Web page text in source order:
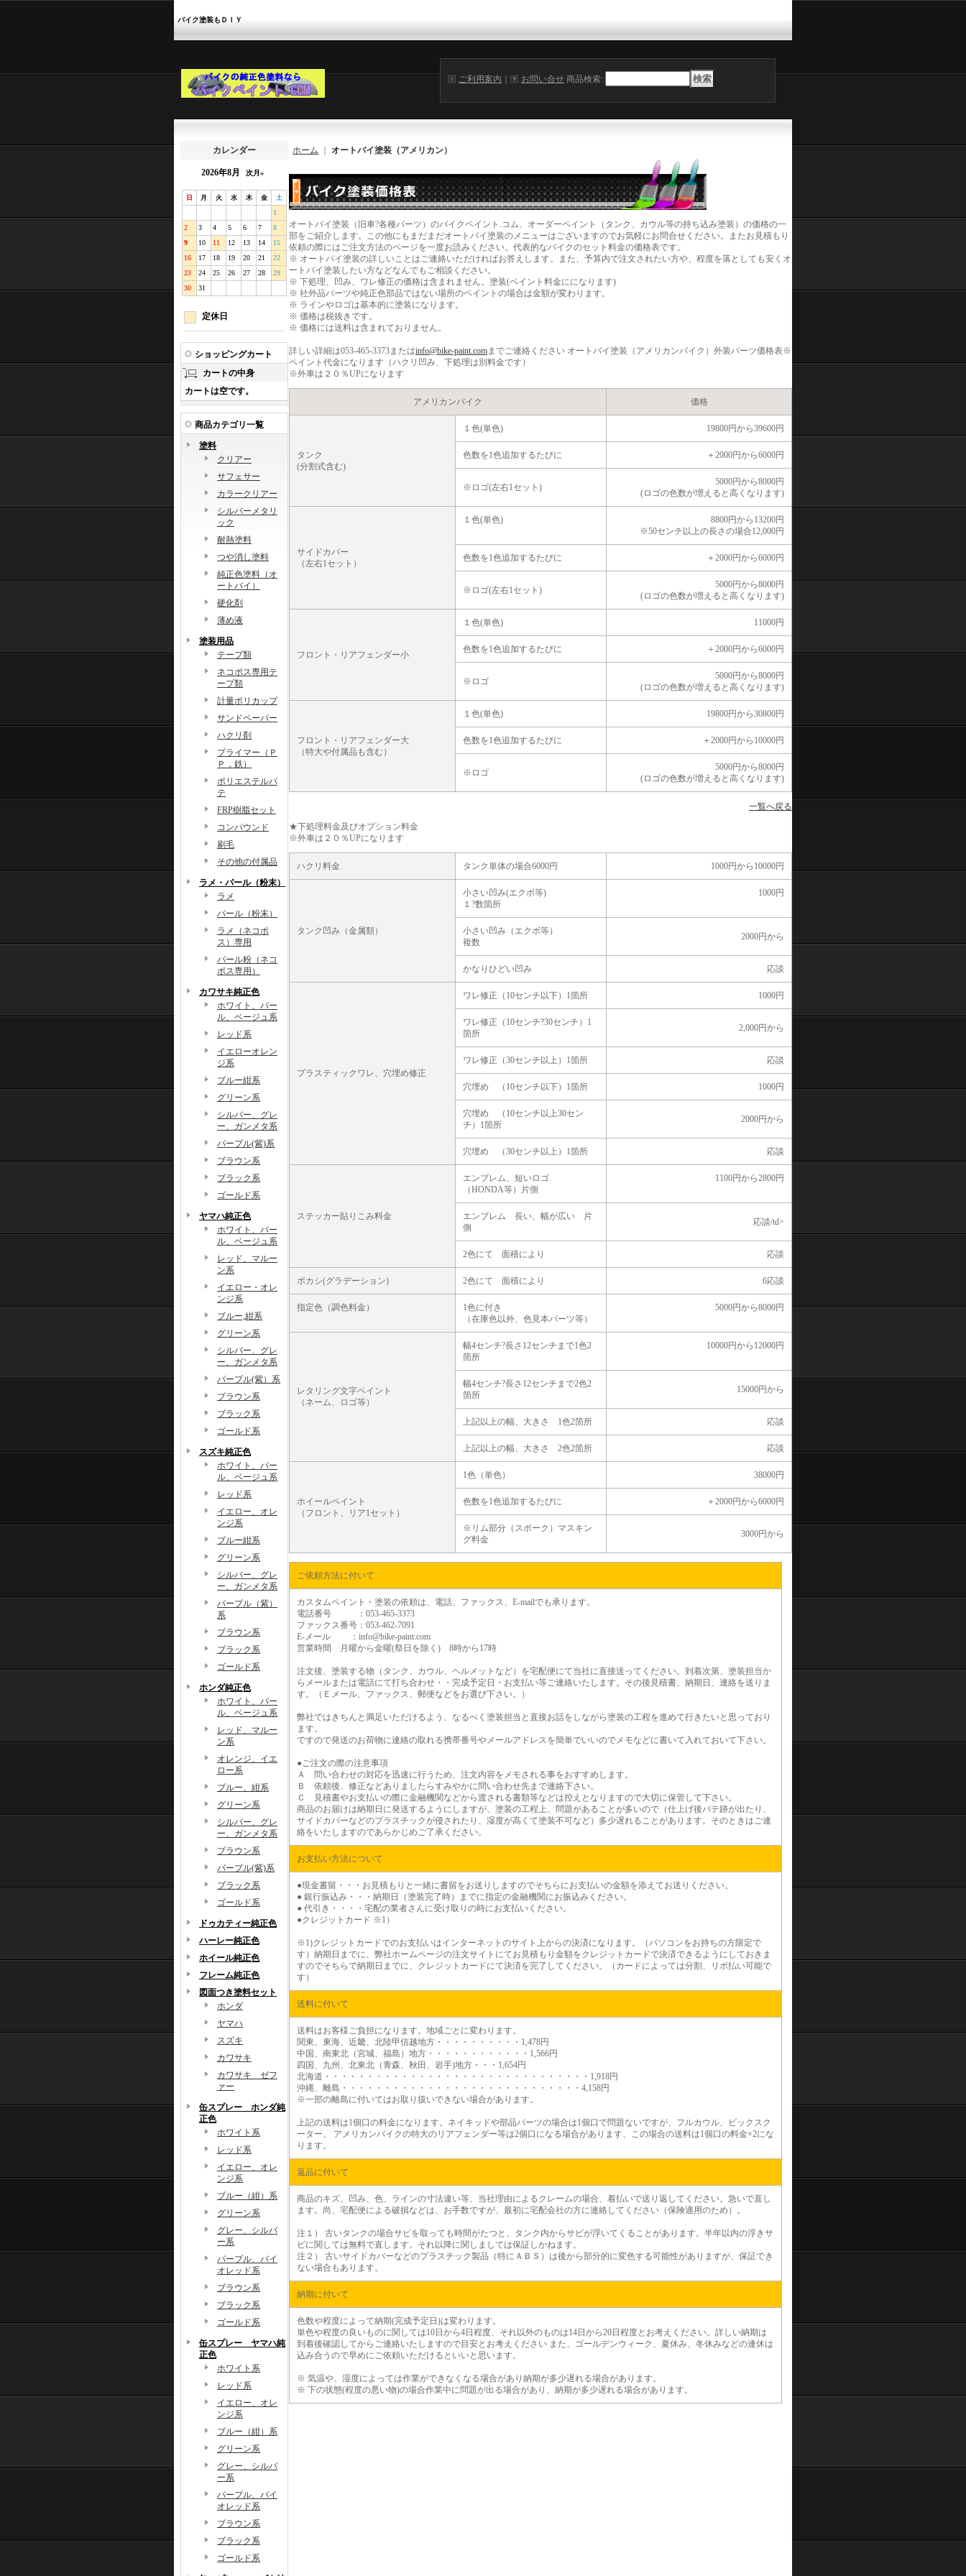
バイク塗装もＤＩＹ
ご利用案内 お問い合せ 商品検索:
カレンダー
2026年8月 次月»
日 月 火 水 木 金 土
1
2
3 4 5 6 7
8
9
10 11 12 13 14
15
16
17 18 19 20 21
22
23
24 25 26 27 28
29
30
31
定休日
ショッピングカート
カートの中身
カートは空です。
商品カテゴリ一覧
塗料
クリアー
サフェサー
カラークリアー
シルバーメタリ
ック
耐熱塗料
つや消し塗料
純正色塗料（オ
ートバイ）
硬化剤
薄め液
塗装用品
テープ類
ネコポス専用テ
ープ類
計量ポリカップ
サンドペーパー
ハクリ剤
プライマー（Ｐ
Ｐ，鉄）
ポリエステルパ
テ
FRP樹脂セット
コンパウンド
刷毛
その他の付属品
ラメ・パール（粉末）
ラメ
パール（粉末）
ラメ（ネコポ
ス）専用
パール粉（ネコ
ポス専用）
カワサキ純正色
ホワイト、パー
ル、ベージュ系
レッド系
イエローオレン
ジ系
ブルー紺系
グリーン系
シルバー、グレ
ー、ガンメタ系
パープル(紫)系
ブラウン系
ブラック系
ゴールド系
ヤマハ純正色
ホワイト、パー
ル、ベージュ系
レッド、マルー
ン系
イエロー・オレ
ンジ系
ブルー,紺系
グリーン系
シルバー、グレ
ー、ガンメタ系
パープル(紫）系
ブラウン系
ブラック系
ゴールド系
スズキ純正色
ホワイト、パー
ル、ベージュ系
レッド系
イエロー、オレ
ンジ系
ブルー紺系
グリーン系
シルバー、グレ
ー、ガンメタ系
パープル（紫）
系
ブラウン系
ブラック系
ゴールド系
ホンダ純正色
ホワイト、パー
ル、ベージュ系
レッド、マルー
ン系
オレンジ、イエ
ロー系
ブルー、紺系
グリーン系
シルバー、グレ
ー、ガンメタ系
ブラウン系
パープル(紫)系
ブラック系
ゴールド系
ドゥカティー純正色
ハーレー純正色
ホイール純正色
フレーム純正色
図面つき塗料セット
ホンダ
ヤマハ
スズキ
カワサキ
カワサキ ゼフ
ァー
缶スプレー ホンダ純
正色
ホワイト系
レッド系
イエロー、オレ
ンジ系
ブルー（紺）系
グリーン系
グレー、シルバ
ー系
パープル、バイ
オレッド系
ブラウン系
ブラック系
ゴールド系
缶スプレー ヤマハ純
正色
ホワイト系
レッド系
イエロー、オレ
ンジ系
ブルー（紺）系
グリーン系
グレー、シルバ
ー系
パープル、バイ
オレッド系
ブラウン系
ブラック系
ゴールド系
ホーム オートバイ塗装（アメリカン）
オートバイ塗装（旧車?各種パーツ）のバイクペイント.コム、オーダーペイント（タンク、カウル等の持ち込み塗装）の価格の一
部をご紹介します。この他にもまだまだオートバイ塗装のメニューはございますのでお気軽にお問合せください。またお見積もり
依頼の際にはご注文方法のページを一度お読みください。 代表的なバイクのセット料金の価格表です。
※ オートバイ塗装の詳しいことはご連絡いただければお答えします。また、予算内で注文されたい方や、程度を落としても安くオ
ートバイ塗装したい方などなんでもご相談ください。
※ 下処理、凹み、ワレ修正の価格は含まれません。塗装(ペイント料金にになります)
※ 社外品パーツや純正色部品ではない場所のペイントの場合は金額が変わります。
※ ラインやロゴは基本的に塗装になります。
※ 価格は税抜きです。
※ 価格には送料は含まれておりません。
詳しい詳細は053-465-3373またはinfo@bike-paint.comまでご連絡ください オートバイ塗装（アメリカンバイク） 外装パーツ価格表※
ペイント代金になります（ハクリ凹み、下処理は別料金です）
※外車は２０％UPになります
アメリカンバイク 価格
タンク
(分割式含む)
１色(単色) 19800円から39600円
色数を1色追加するたびに ＋2000円から6000円
※ ロゴ(左右1セット)
5000円から8000円
(ロゴの色数が増えると高くなります)
サイドカバー
（左右1セット）
１色(単色)
8800円から13200円
※50センチ以上の長さの場合12,000円
色数を1色追加するたびに ＋2000円から6000円
※ ロゴ(左右1セット)
5000円から8000円
(ロゴの色数が増えると高くなります)
フロント・リアフェンダー小
１色(単色) 11000円
色数を1色追加するたびに ＋2000円から6000円
※ ロゴ
5000円から8000円
(ロゴの色数が増えると高くなります)
フロント・リアフェンダー大
（特大や付属品も含む）
１色(単色) 19800円から30800円
色数を1色追加するたびに ＋2000円から10000円
※ ロゴ
5000円から8000円
(ロゴの色数が増えると高くなります)
一覧へ戻る
★下処理料金及びオプション料金
※外車は２０％UPになります
ハクリ料金 タンク単体の場合6000円 1000円から10000円
タンク凹み（金属類）
小さい凹み(エクボ等)
１?数箇所
1000円
小さい凹み（エクボ等）
複数
2000円から
かなりひどい凹み 応談
プラスティックワレ、穴埋め修正
ワレ修正（10センチ以下）1箇所 1000円
ワレ修正（10センチ?30センチ）1
箇所
2,000円から
ワレ修正（30センチ以上）1箇所 応談
穴埋め （10センチ以下）1箇所 1000円
穴埋め （10センチ以上30セン
チ）1箇所
2000円から
穴埋め （30センチ以上）1箇所 応談
ステッカー貼りこみ料金
エンブレム、短いロゴ
（HONDA等）片側
1100円から2800円
エンブレム 長い、幅が広い 片
側
応談/td>
2色にて 面積により 応談
ボカシ(グラデーション) 2色にて 面積により 6応談
指定色（調色料金）
1色に付き
（在庫色以外、色見本パーツ等）
5000円から8000円
レタリング文字ペイント
（ネーム、ロゴ等）
幅4センチ?長さ12センチまで1色2
箇所
10000円から12000円
幅4センチ?長さ12センチまで2色2
箇所
15000円から
上記以上の幅、大きさ 1色2箇所 応談
上記以上の幅、大きさ 2色2箇所 応談
ホイールペイント
（フロント、リア1セット）
1色（単色） 38000円
色数を1色追加するたびに ＋2000円から6000円
※ リム部分（スポーク）マスキン
グ料金
3000円から
ご依頼方法に付いて
カスタムペイント・塗装の依頼は、電話、ファックス、E-mailでも承ります。
電話番号 ：053-465-3373
ファックス番号：053-462-7091
E-メール ：info@bike-paint.com
営業時間 月曜から金曜(祭日を除く) 8時から17時
注文後、塗装する物（タンク、カウル、ヘルメットなど）を宅配便にて当社に直接送ってください。到着次第、塗装担当か
らメールまたは電話にて打ち合わせ・・完成予定日・お支払い等ご連絡いたします。その後見積書、納期日、連絡を送りま
す。（Ｅメール、ファックス、郵便などをお選び下さい。）
弊社ではきちんと満足いただけるよう、なるべく塗装担当と直接お話をしながら塗装の工程を進めて行きたいと思っており
ます。
ですので発送のお荷物に連絡の取れる携帯番号やメールアドレスを簡単でいいのでメモなどに書いて入れておいて下さい。
●ご注文の際の注意事項
Ａ 問い合わせの対応を迅速に行うため、注文内容をメモされる事をおすすめします。
Ｂ 依頼後、修正などありましたらすみやかに問い合わせ先まで連絡下さい。
Ｃ 見積書やお支払いの際に金融機関などから渡される書類等などは控えとなりますので大切に保管して下さい。
商品のお届けは納期日に発送するようにしますが、塗装の工程上、問題があることが多いので（仕上げ後パテ跡が出たり、
サイドカバーなどのプラスチックが侵されたり、湿度が高くて塗装不可など）多少遅れることがあります。そのときはご連
絡をいたしますのであらかじめご了承ください。
お支払い方法について
●現金書留・・・お見積もりと一緒に書留をお送りしますのでそちらにお支払いの金額を添えてお送りください。
● 銀行振込み・・・納期日（塗装完了時）までに指定の金融機関にお振込みください。
● 代引き・・・・宅配の業者さんに受け取りの時にお支払いください。
●クレジットカード ※1）
※1)クレジットカードでのお支払いはインターネットのサイト上からの決済になります。（パソコンをお持ちの方限定で
す）納期日までに、弊社ホームページの注文サイトにてお見積もり金額をクレジットカードで決済できるようにしておきま
すのでそちらで納期日までに、クレジットカードにて決済を完了してください。（カードによっては分割、リボ払い可能で
す）
送料に付いて
送料はお客様ご負担になります。地域ごとに変わります。
関東、東海、近畿、北陸甲信越地方・・・・・・・・・・1,478円
中国、南東北（宮城、福島）地方・・・・・・・・・・・・1,566円
四国、九州、北東北（青森、秋田、岩手)地方・・・1,654円
北海道・・・・・・・・・・・・・・・・・・・・・・・・・・・・・・・1,918円
沖縄、離島・・・・・・・・・・・・・・・・・・・・・・・・・・・・4,158円
※一部の離島に付いてはお取り扱いできない場合があります。
上記の送料は1個口の料金になります。ネイキッドや部品パーツの場合は1個口で問題ないですが、フルカウル、ビックスク
ーター、 アメリカンバイクの特大のリアフェンダー等は2個口になる場合があります、この場合の送料は1個口の料金×2にな
ります。
返品に付いて
商品のキズ、凹み、色、ラインの寸法違い等、当社理由によるクレームの場合、着払いで送り返してください。急いで直し
ます。尚、宅配便による破損などは、お手数ですが、最初に宅配会社の方に連絡してください（保険適用のため）。
注１）
古いタンクの場合サビを取っても時間がたつと、タンク内からサビが浮いてくることがあります。半年以内の浮きサ
ビに関しては無料で直します。それ以降に関しましては保証しかねます。
注２）
古いサイドカバーなどのプラスチック製品（特にＡＢＳ）は後から部分的に変色する可能性がありますが、保証でき
ない場合もあります。
納期に付いて
色数や程度によって納期(完成予定日)は変わります。
単色や程度の良いものに関しては10日から4日程度、それ以外のものは14日から20日程度とお考えください。詳しい納期は
到着後確認してからご連絡いたしますので目安とお考えください また、ゴールデンウィーク、夏休み、冬休みなどの連休は
込み合うので早めにご依頼いただけるといいと思います。
※ 気温や、湿度によっては作業ができなくなる場合があり納期が多少遅れる場合があります。
※ 下の状態(程度の悪い物)の場合作業中に問題が出る場合があり、納期が多少遅れる場合があります。